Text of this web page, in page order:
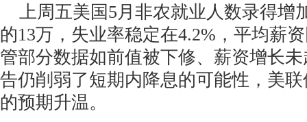
上周五美国5月非农就业人数录得增
的13万，失业率稳定在4.2%，平均薪
管部分数据如前值被下修、薪资增长
告仍削弱了短期内降息的可能性，美
的预期升温。